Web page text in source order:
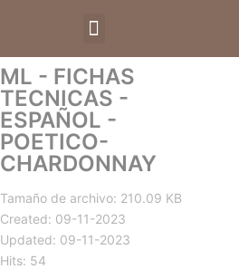
ML - FICHAS
TECNICAS -
ESPAÑOL -
POETICO-
CHARDONNAY
Tamaño de archivo: 210.09 KB
Created: 09-11-2023
Updated: 09-11-2023
Hits: 54